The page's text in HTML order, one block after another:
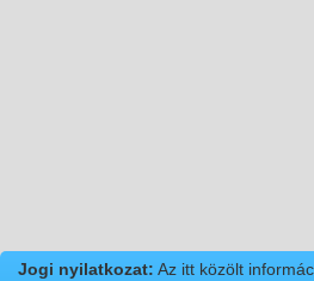
Jogi nyilatkozat: Az itt közölt